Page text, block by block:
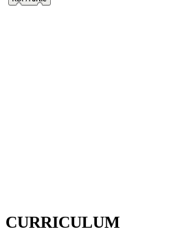
CURRICULUM